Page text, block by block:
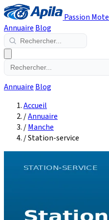
Passion
Annuaire Blog
Annuaire Blog
Accueil
/Annuaire
/Manche
/Station-service